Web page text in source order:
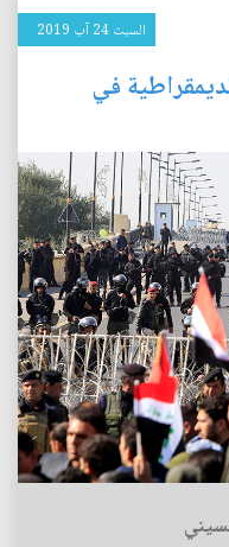
السبت 24 آب 2019
في